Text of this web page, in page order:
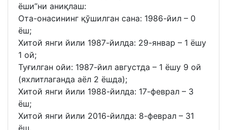
ёши”ни аниқлаш:
Ота-онасининг қўшилган сана: 1986-йил – 0
ёш;
Хитой янги йили 1987-йилда: 29-январ – 1 ёшу
1 ой;
Туғилган ойи: 1987-йил августда – 1 ёшу 9 ой
(яхлитлаганда аёл 2 ёшда);
Хитой янги йили 1988-йилда: 17-феврал – 3
ёш;
Хитой янги йили 2016-йилда: 8-феврал – 31
ёш.